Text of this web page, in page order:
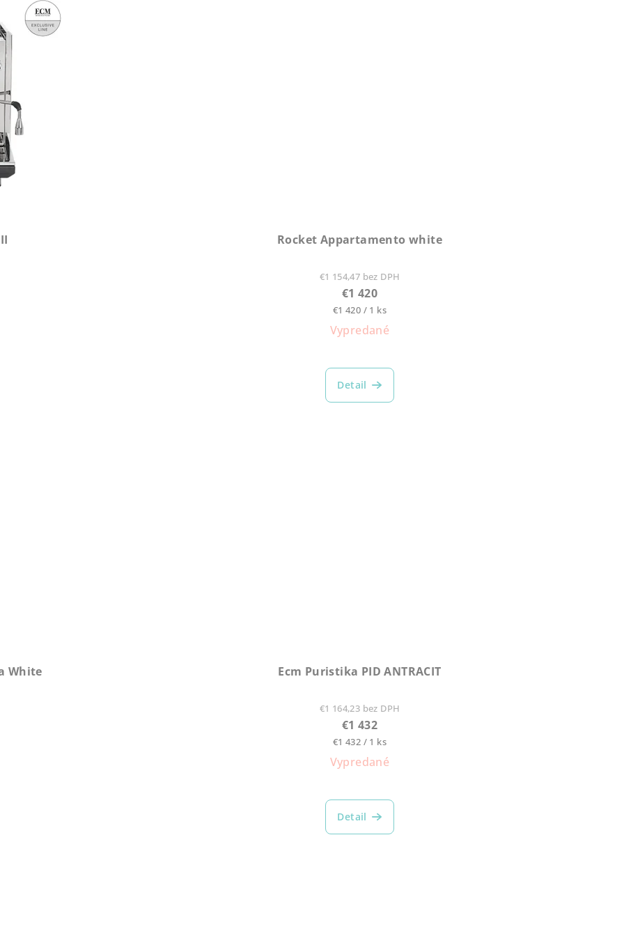
Rocket Appartamento white
€1 154,47 bez DPH
€1 420
Jednotková
cena:
€1 420 / 1 ks
Vypredané
Detail
White Ecm Puristika PID ANTRACIT
€1 164,23 bez DPH
€1 432
Jednotková
cena:
€1 432 / 1 ks
Vypredané
Detail